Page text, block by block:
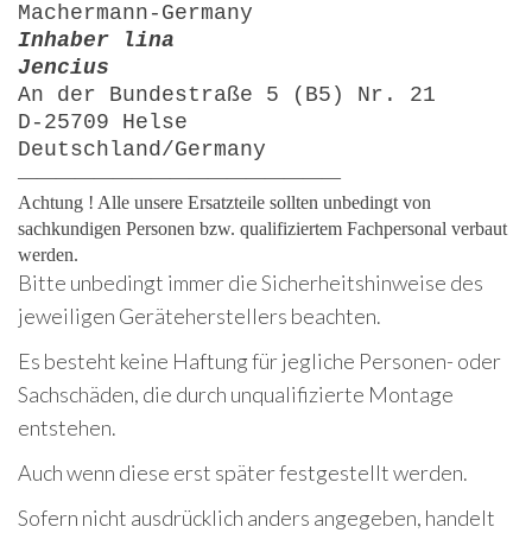
Machermann-Germany
Inhaber lina
Jencius
An der Bundestraße 5 (B5) Nr. 21
D-25709 Helse
Deutschland/Germany
—————————————————
Achtung ! Alle unsere Ersatzteile sollten unbedingt von
sachkundigen Personen bzw. qualifiziertem Fachpersonal verbaut
werden.
Bitte unbedingt immer die Sicherheitshinweise des
jeweiligen Geräteherstellers beachten.
Es besteht keine Haftung für jegliche Personen- oder
Sachschäden, die durch unqualifizierte Montage
entstehen.
Auch wenn diese erst später festgestellt werden.
Sofern nicht ausdrücklich anders angegeben, handelt